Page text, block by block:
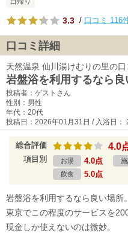
3.3 / 口コミ 116
口コミ詳細
天然温泉 仙川湯けむりの里の口
岩盤浴を利用するなら
投稿者：ゲストさん
性別：男性
年代：20代
投稿日：2026年01月31日 / 入浴日：
総合評価 4.0
項目別 お湯 4.0点
飲食 5.0点
岩盤浴を利用するなら良い場所。
東京でこの程度のサービスを
現金しか使えないのは微妙。